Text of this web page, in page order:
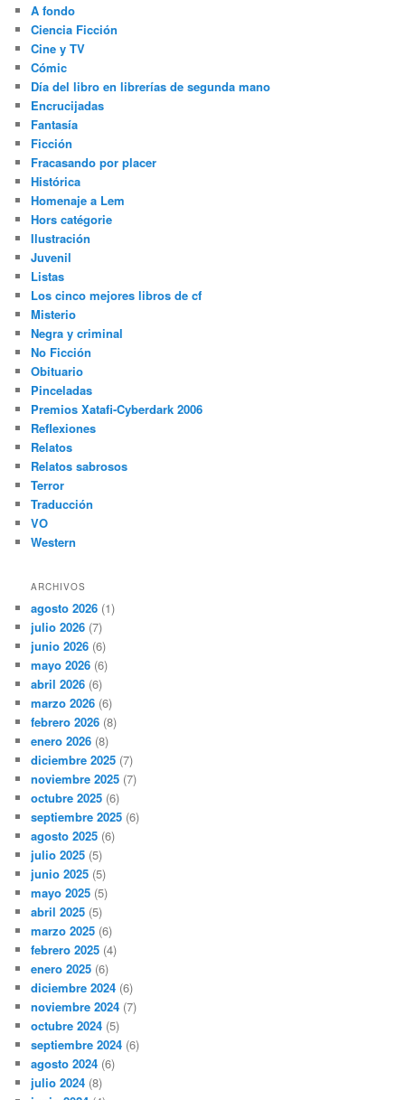
A fondo
Ciencia Ficción
Cine y TV
Cómic
Día del libro en librerías de segunda mano
Encrucijadas
Fantasía
Ficción
Fracasando por placer
Histórica
Homenaje a Lem
Hors catégorie
Ilustración
Juvenil
Listas
Los cinco mejores libros de cf
Misterio
Negra y criminal
No Ficción
Obituario
Pinceladas
Premios Xatafi-Cyberdark 2006
Reflexiones
Relatos
Relatos sabrosos
Terror
Traducción
VO
Western
ARCHIVOS
agosto 2026 (1)
julio 2026 (7)
junio 2026 (6)
mayo 2026 (6)
abril 2026 (6)
marzo 2026 (6)
febrero 2026 (8)
enero 2026 (8)
diciembre 2025 (7)
noviembre 2025 (7)
octubre 2025 (6)
septiembre 2025 (6)
agosto 2025 (6)
julio 2025 (5)
junio 2025 (5)
mayo 2025 (5)
abril 2025 (5)
marzo 2025 (6)
febrero 2025 (4)
enero 2025 (6)
diciembre 2024 (6)
noviembre 2024 (7)
octubre 2024 (5)
septiembre 2024 (6)
agosto 2024 (6)
julio 2024 (8)